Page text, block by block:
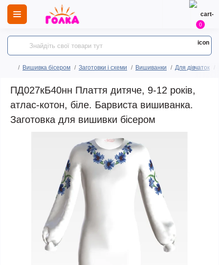
0
Вишивка бісером Заготовки і схеми Вишиванки Для дівчаток
ПД027кБ40нн Плаття дитяче, 9-12 років,
атлас-котон, біле. Барвиста вишиванка.
Заготовка для вишивки бісером